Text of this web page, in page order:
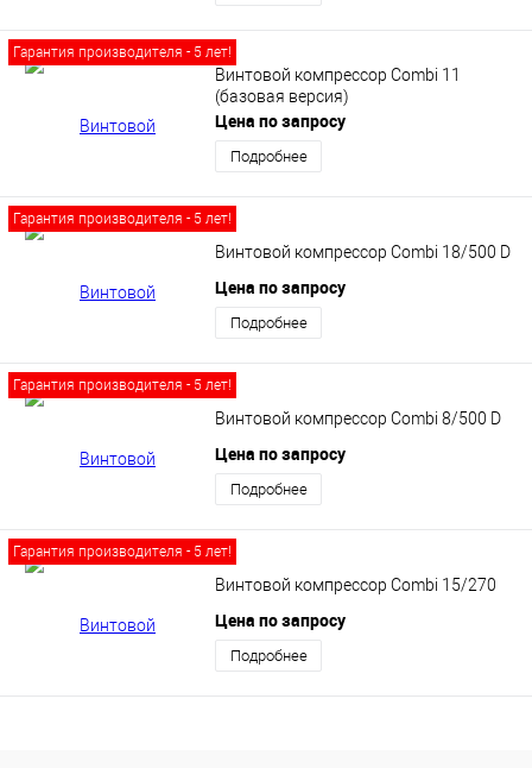
Гарантия производителя - 5 лет!
Винтовой компрессор Сombi 11
(базовая версия)
Цена по запросу
Подробнее
Гарантия производителя - 5 лет!
Винтовой компрессор Сombi 18/500 D
Цена по запросу
Подробнее
Гарантия производителя - 5 лет!
Винтовой компрессор Сombi 8/500 D
Цена по запросу
Подробнее
Гарантия производителя - 5 лет!
Винтовой компрессор Сombi 15/270
Цена по запросу
Подробнее